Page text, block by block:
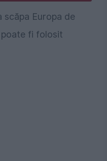
scăpa Europa de
poate fi folosit